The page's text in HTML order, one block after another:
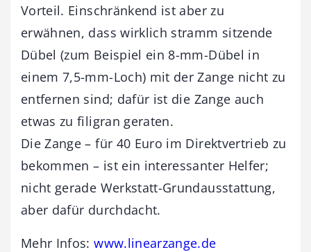
Vorteil. Einschränkend ist aber zu
erwähnen, dass wirklich stramm sitzende
Dübel (zum Beispiel ein 8-mm-Dübel in
einem 7,5-mm-Loch) mit der Zange nicht zu
entfernen sind; dafür ist die Zange auch
etwas zu filigran geraten.
Die Zange – für 40 Euro im Direktvertrieb zu
bekommen – ist ein interessanter Helfer;
nicht gerade Werkstatt-Grundausstattung,
aber dafür durchdacht.
Mehr Infos:www.linearzange.de